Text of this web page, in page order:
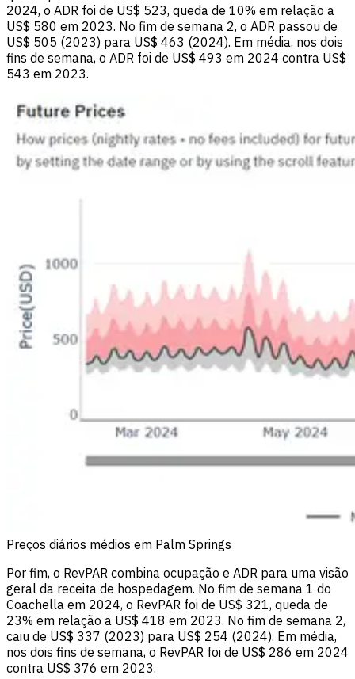
2024, o ADR foi de US$ 523, queda de 10% em relação a
US$ 580 em 2023. No fim de semana 2, o ADR passou de
US$ 505 (2023) para US$ 463 (2024). Em média, nos dois
fins de semana, o ADR foi de US$ 493 em 2024 contra US$
543 em 2023.
Preços diários médios em Palm Springs
Por fim, o RevPAR combina ocupação e ADR para uma visão
geral da receita de hospedagem. No fim de semana 1 do
Coachella em 2024, o RevPAR foi de US$ 321, queda de
23% em relação a US$ 418 em 2023. No fim de semana 2,
caiu de US$ 337 (2023) para US$ 254 (2024). Em média,
nos dois fins de semana, o RevPAR foi de US$ 286 em 2024
contra US$ 376 em 2023.